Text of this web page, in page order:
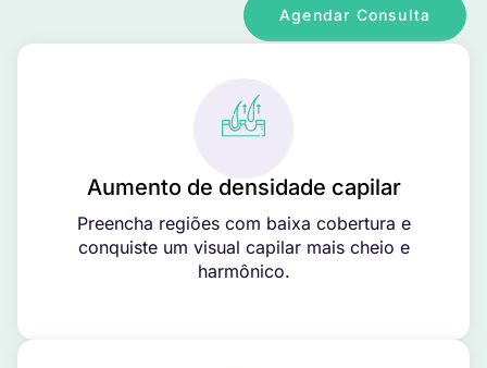
Agendar Consulta
Aumento de densidade capilar
Preencha regiões com baixa cobertura e
conquiste um visual capilar mais cheio e
harmônico.